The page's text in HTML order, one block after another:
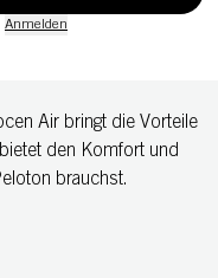
Anmelden
Air bringt die Vorteile
den Komfort und
brauchst.